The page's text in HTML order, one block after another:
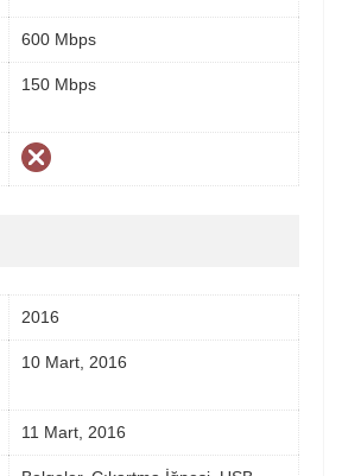
600 Mbps
150 Mbps
2016
10 Mart, 2016
11 Mart, 2016